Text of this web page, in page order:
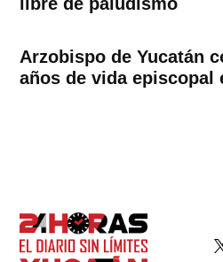
Arzobispo de Yucatán
años de vida episcopal
X